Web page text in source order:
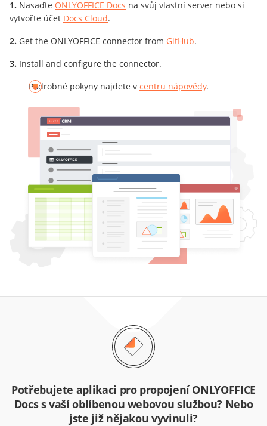
Nasaďte ONLYOFFICE Docs na svůj vlastní server nebo si
vytvořte účet Docs Cloud.
Get the ONLYOFFICE connector from GitHub.
Install and configure the connector.
Podrobné pokyny najdete v centru nápovědy.
Potřebujete aplikaci pro propojení ONLYOFFICE
Docs s vaší oblíbenou webovou službou? Nebo
jste již nějakou vyvinuli?